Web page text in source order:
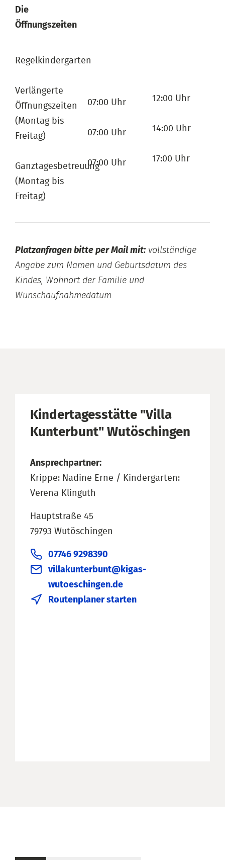
Die
Öffnungszeiten
Regelkindergarten
Verlängerte
Öffnungszeiten
(Montag bis
Freitag)
Ganztagesbetreuung
(Montag bis
Freitag)
07:00 Uhr
07:00 Uhr
07:00 Uhr
12:00 Uhr
14:00 Uhr
17:00 Uhr
Platzanfragen bitte per Mail mit: vollständige
Angabe zum Namen und Geburtsdatum des
Kindes, Wohnort der Familie und
Wunschaufnahmedatum.
Kindertagesstätte "Villa
Kunterbunt" Wutöschingen
Ansprechpartner:
Krippe: Nadine Erne / Kindergarten:
Verena Klinguth
Hauptstraße 45
79793 Wutöschingen
07746 9298390
villakunterbunt@kigas-
wutoeschingen.de
Routenplaner starten